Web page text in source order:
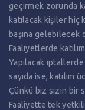
geçirmek zorunda
katılacak kişiler
başına
Faaliyetlerde
Yapılacak
sayıda ise,
Çünkü biz sizin bir
Faaliyette tek